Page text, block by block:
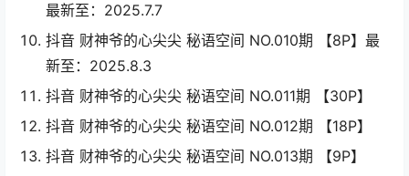
最新至：2025.7.7
抖音 财神爷的心尖尖 秘语空间 NO.010期 【8P】最
新至：2025.8.3
抖音 财神爷的心尖尖 秘语空间 NO.011期 【30P】
抖音 财神爷的心尖尖 秘语空间 NO.012期 【18P】
抖音 财神爷的心尖尖 秘语空间 NO.013期 【9P】